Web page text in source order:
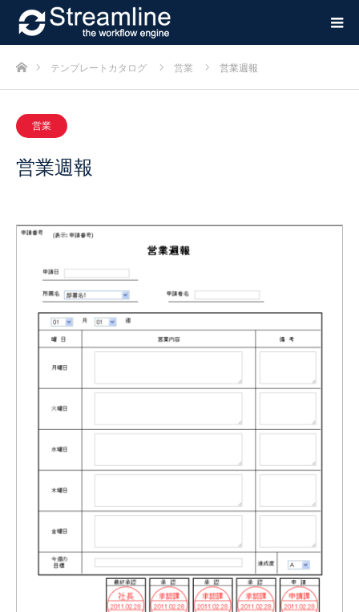
ホームテンプレートカタログ 営業 営業週報
営業
営業週報